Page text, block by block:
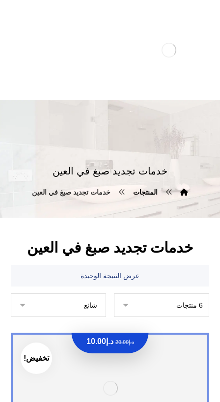
خدمات تجديد صبغ في العين
المنتجات خدمات تجديد صبغ في العين
خدمات تجديد صبغ في العين
عرض النتيجة الوحيدة
تخفيض!
د.إ20.00 د.إ10.00